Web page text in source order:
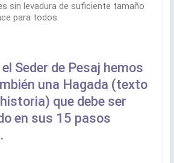
sin levadura de suficiente tamaño
para todos.
Seder de Pesaj hemos
una Hagada (texto
que debe ser
en sus 15 pasos